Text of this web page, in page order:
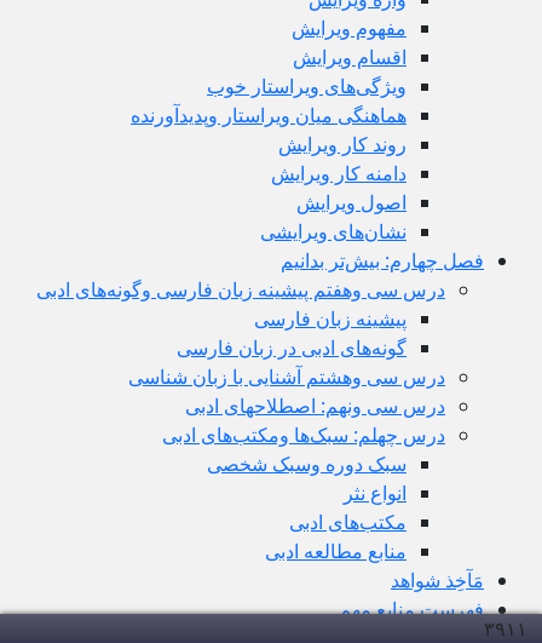
مفهوم ویرایش
اقسام ویرایش
ویژگی‌های ویراستار خوب
هماهنگی میان ویراستار وپدیدآورنده
روند کار ویرایش
دامنه کار ویرایش
اصول ویرایش
نشان‌های ویرایشی
فصل چهارم: بیش‌تر بدانیم
درس سی وهفتم پیشینه زبان فارسی وگونه‌های ادبی
پیشینه زبان فارسی
گونه‌های ادبی در زبان فارسی
درس سی وهشتم آشنایی با زبان شناسی
درس سی ونهم: اصطلاحهای ادبی
درس چهلم: سبک‌ها ومکتب‌های ادبی
سبک دوره وسبک شخصی
انواع نثر
مکتب‌های ادبی
منابع مطالعه ادبی
مَآخِذ شواهد
فهرست منابعِ مهم
۳۹۱ ۱